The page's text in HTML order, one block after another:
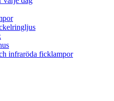
infraröda ficklampor